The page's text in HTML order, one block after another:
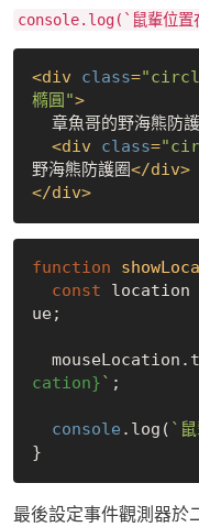
console.log(`鼠輩位
<div class=
橢圓">
<div class=
野海熊防護圈</div>
</div>
function
const location
ue;
cation}` ;
console .log( `鼠
最後設定事件觀測器於